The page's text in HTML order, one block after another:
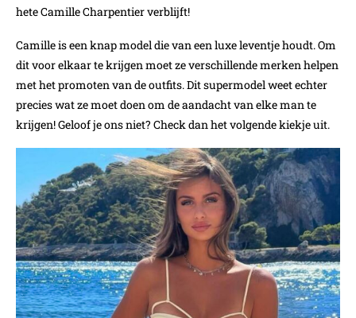
hete Camille Charpentier verblijft!
Camille is een knap model die van een luxe leventje houdt. Om
dit voor elkaar te krijgen moet ze verschillende merken helpen
met het promoten van de outfits. Dit supermodel weet echter
precies wat ze moet doen om de aandacht van elke man te
krijgen! Geloof je ons niet? Check dan het volgende kiekje uit.